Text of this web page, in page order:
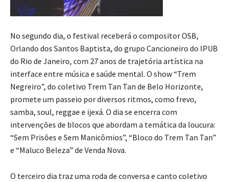
No segundo dia, o festival receberá o compositor OSB,
Orlando dos Santos Baptista, do grupo Cancioneiro do IPUB
do Rio de Janeiro, com 27 anos de trajetória artística na
interface entre música e saúde mental. O show “Trem
Negreiro”, do coletivo Trem Tan Tan de Belo Horizonte,
promete um passeio por diversos ritmos, como frevo,
samba, soul, reggae e ijexá. O dia se encerra com
intervenções de blocos que abordam a temática da loucura:
“Sem Prisões e Sem Manicômios”, “Bloco do Trem Tan Tan”
e “Maluco Beleza” de Venda Nova.
O terceiro dia traz uma roda de conversa e canto coletivo